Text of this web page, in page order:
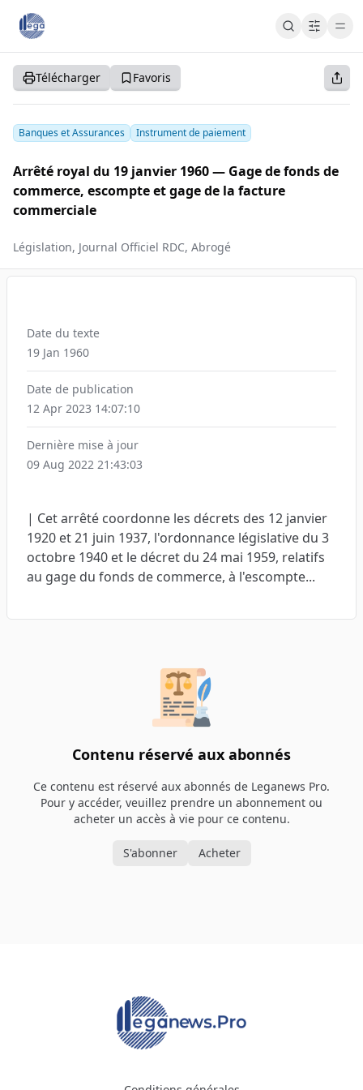
Cart Cart
Accueil
S'abonner
S'inscrire
Se connecter
Télécharger Favoris
Banques et Assurances Instrument de paiement
Arrêté royal du 19 janvier 1960 — Gage de fonds de
commerce, escompte et gage de la facture
commerciale
Législation, Journal Officiel RDC, Abrogé
Date du texte
19 Jan 1960
Date de publication
12 Apr 2023 14:07:10
Dernière mise à jour
09 Aug 2022 21:43:03
| Cet arrêté coordonne les décrets des 12 janvier
1920 et 21 juin 1937, l'ordonnance législative du 3
octobre 1940 et le décret du 24 mai 1959, relatifs
au gage du fonds de commerce, à l'escompte...
Contenu réservé aux abonnés
Ce contenu est réservé aux abonnés de Leganews Pro.
Pour y accéder, veuillez prendre un abonnement ou
acheter un accès à vie pour ce contenu.
S'abonner Acheter